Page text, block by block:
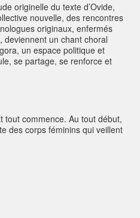
originelle du texte d’Ovide,
nouvelle, des rencontres
originaux, enfermés
deviennent un chant choral
un espace politique et
se partage, se renforce et
commence. Au tout début,
des corps féminins qui veillent